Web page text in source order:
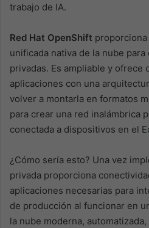
trabajo de IA.
Red Hat OpenShift
unificada nativa de la nube para
privadas. Es ampliable y ofrece
aplicaciones con una
volver a montarla en formatos
para crear una red inalámbrica
conectada a dispositivos en el
¿Cómo sería esto? Una vez
privada proporciona
aplicaciones necesarias para
de producción al funcionar en
la nube moderna,